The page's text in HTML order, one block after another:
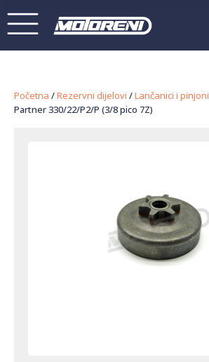
Početna /Rezervni dijelovi /Lančanici i pinjoni
Partner 330/22/P2/P (3/8 pico 7Z)